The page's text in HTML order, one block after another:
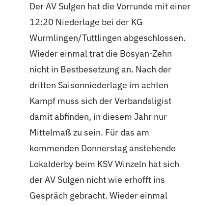
Der AV Sulgen hat die Vorrunde mit einer
12:20 Niederlage bei der KG
Wurmlingen/Tuttlingen abgeschlossen.
Wieder einmal trat die Bosyan-Zehn
nicht in Bestbesetzung an. Nach der
dritten Saisonniederlage im achten
Kampf muss sich der Verbandsligist
damit abfinden, in diesem Jahr nur
Mittelmaß zu sein. Für das am
kommenden Donnerstag anstehende
Lokalderby beim KSV Winzeln hat sich
der AV Sulgen nicht wie erhofft ins
Gespräch gebracht. Wieder einmal